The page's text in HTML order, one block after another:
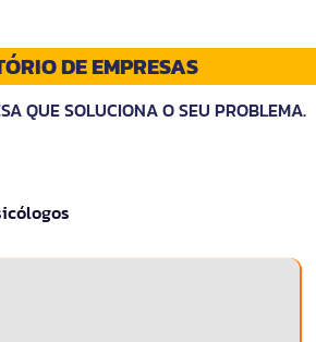
DE EMPRESAS
QUE SOLUCIONA O SEU PROBLEMA.